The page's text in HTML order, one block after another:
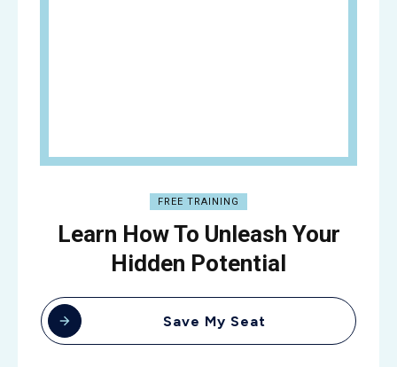
FREE TRAINING
Learn How To Unleash Your
Hidden Potential
Save My Seat